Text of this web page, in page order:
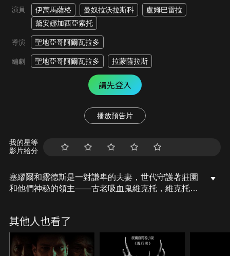
演員 伊萬馬薩格 曼奴拉沃拉斯科
盧姆巴雷拉
黛安娜加西亞索托
導演 聖地亞哥阿爾瓦拉多
編劇 聖地亞哥阿爾瓦拉多 拉蒙薩拉斯
請先登入
播放預告片
我的星等
影片給分
塞繆爾和露德斯是一對謙卑的夫妻，世代守護著莊園
和他們神秘的領主——古老吸血鬼維克托，維克托只
他們無法生育，而且一位吸血鬼親戚的到來徹底顛覆
了他們的家族。
其他人也看了